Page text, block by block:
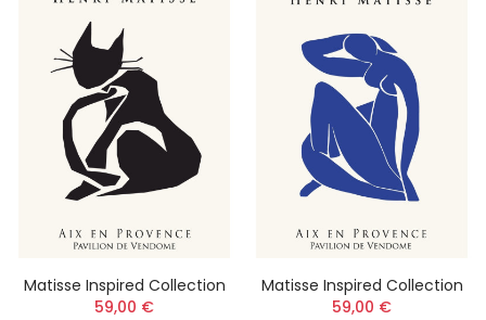
Matisse Inspired Collection
59,00 €
Matisse Inspired Collection
59,00 €